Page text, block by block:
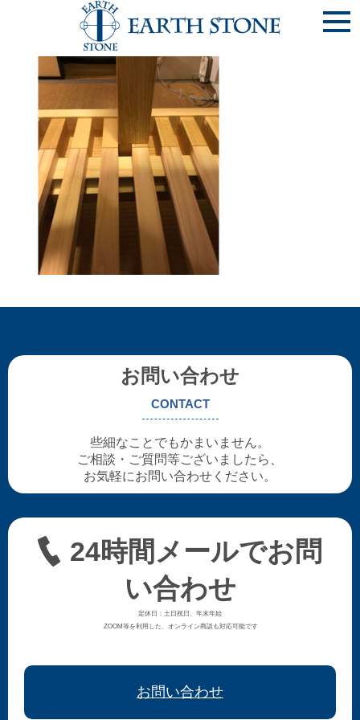
《ﾍﾞｯﾄﾞ-1-④》布団干付すのこﾍﾞｯﾄﾞ
お問い合わせ
CONTACT
些細なことでもかまいません。
ご相談・ご質問等ございましたら、
お気軽にお問い合わせください。
24時間メールでお問
い合わせ
定休日：土日祝日、年末年始
ZOOM等を利用した、オンライン商談も対応可能です
お問い合わせ